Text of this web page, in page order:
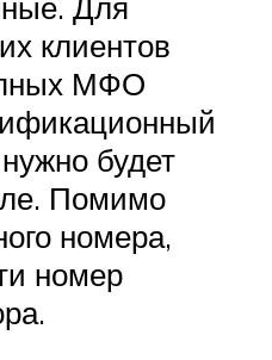
клиентов
МФО
будет
Помимо
номера,
номер